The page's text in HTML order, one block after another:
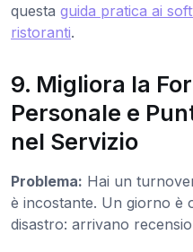
questa guida pratica ai
ristoranti.
9. Migliora la
Personale e
nel Servizio
Problema: Hai un
è incostante. Un giorno è
disastro: arrivano